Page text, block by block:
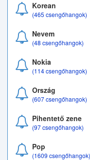
Korean
(465 csengőhangok)
Nevem
(48 csengőhangok)
Nokia
(114 csengőhangok)
Ország
(607 csengőhangok)
Pihentető zene
(97 csengőhangok)
Pop
(1609 csengőhangok)